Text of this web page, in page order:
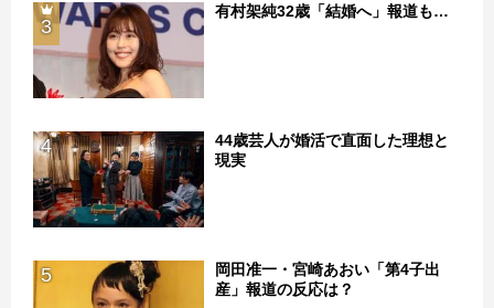
3
有村架純32歳「結婚へ」報道も…
4
44歳芸人が婚活で直面した理想と
現実
5
岡田准一・宮崎あおい「第4子出
産」報道の反応は？